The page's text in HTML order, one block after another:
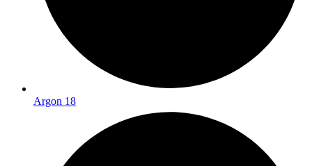
Argon 18